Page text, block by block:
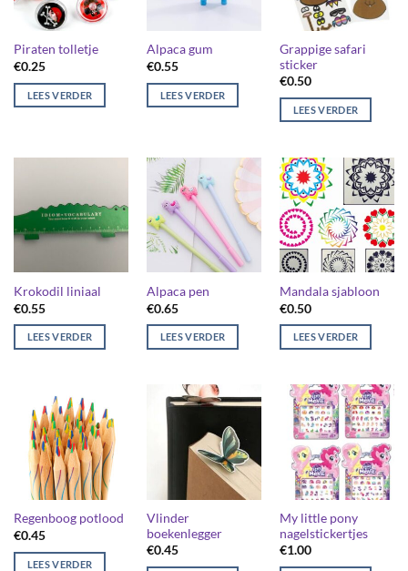
Piraten tolletje
€0.25
LEES VERDER
Alpaca gum
€0.55
LEES VERDER
Grappige safari
sticker
€0.50
LEES VERDER
Krokodil liniaal
€0.55
LEES VERDER
Alpaca pen
€0.65
LEES VERDER
Mandala sjabloon
€0.50
LEES VERDER
Regenboog potlood
€0.45
LEES VERDER
Vlinder
boekenlegger
€0.45
My little pony
nagelstickertjes
€1.00